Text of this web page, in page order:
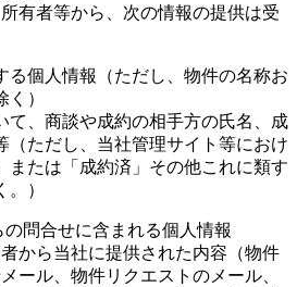
有者等から、次の情報の提供は受
る個人情報（ただし、物件の名称お
）
て、商談や成約の相手方の氏名、成
（ただし、当社管理サイト等におけ
または「成約済」その他これに類す
）
問合せに含まれる個人情報
から当社に提供された内容（物件
ール、物件リクエストのメール、